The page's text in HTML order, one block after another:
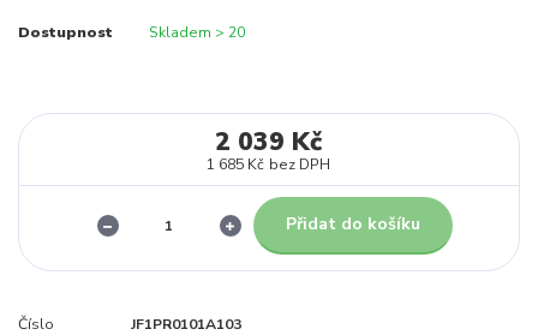
Dostupnost Skladem > 20
2 039 Kč
1 685 Kč bez DPH
Přidat do košíku
Číslo
JF1PR0101A103